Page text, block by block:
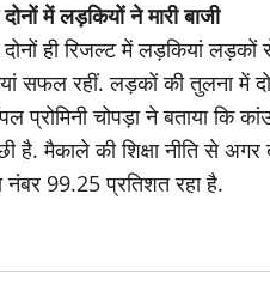
में लड़कियों ने मारी बाजी
ही रिजल्ट में लड़कियां
सफल रहीं. लड़कों की तुलना में
प्रोमिनी चोपड़ा ने बताया कि
है. मैकाले की शिक्षा नीति से अगर
नंबर 99.25 प्रतिशत रहा है.